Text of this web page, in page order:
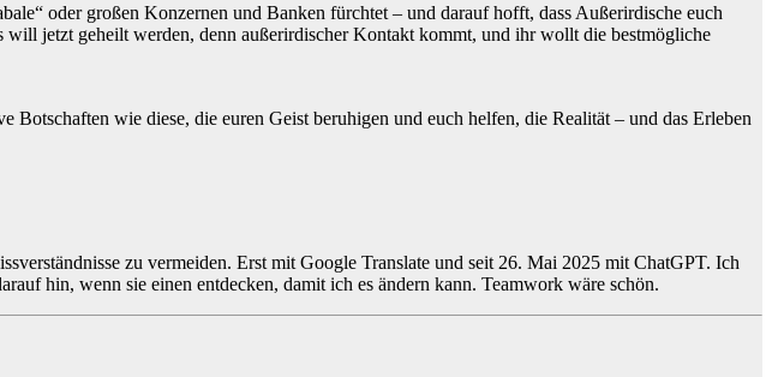
oder großen Konzernen und Banken fürchtet – und darauf hofft, dass Außerirdische euch
jetzt geheilt werden, denn außerirdischer Kontakt kommt, und ihr wollt die bestmögliche
wie diese, die euren Geist beruhigen und euch helfen, die Realität – und das Erleben
zu vermeiden. Erst mit Google Translate und seit 26. Mai 2025 mit ChatGPT. Ich
hin, wenn sie einen entdecken, damit ich es ändern kann. Teamwork wäre schön.